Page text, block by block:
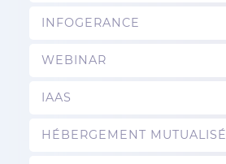
INFOGERANCE
WEBINAR
IAAS
HÉBERGEMENT MUTUALISÉ